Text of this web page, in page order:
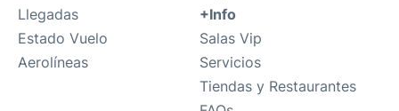
Llegadas
Estado Vuelo
Aerolíneas
+Info
Salas Vip
Servicios
Tiendas y Restaurantes